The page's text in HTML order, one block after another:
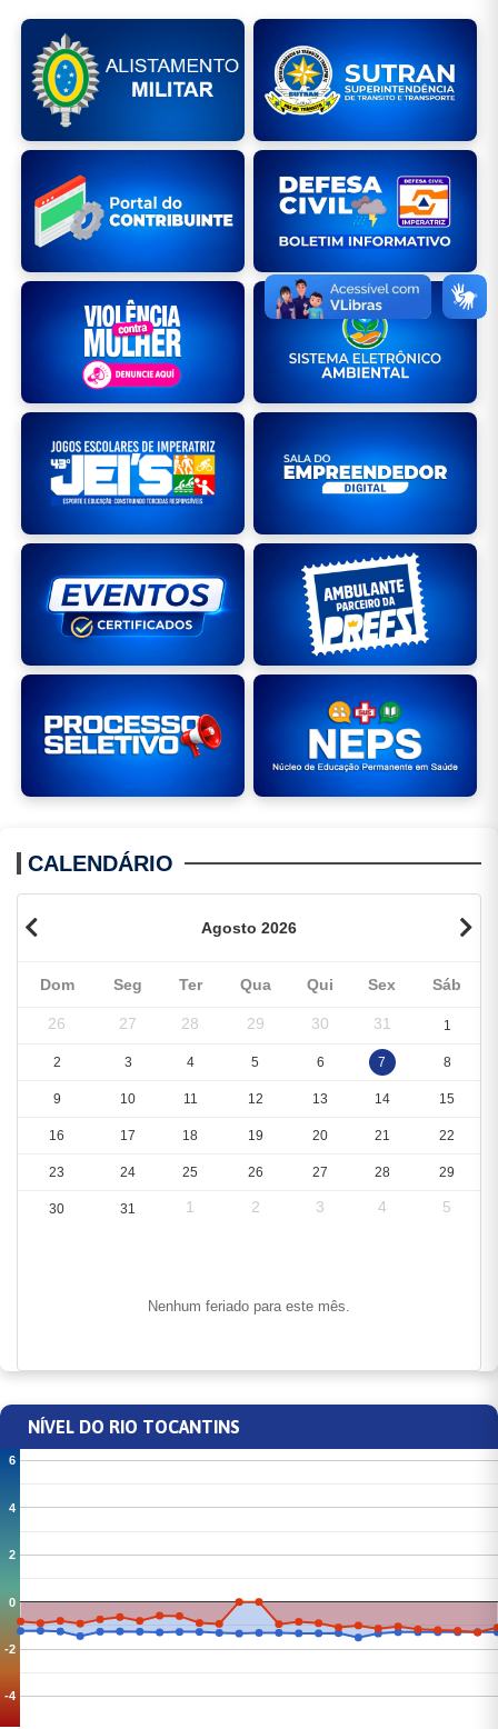
CALENDÁRIO
Agosto 2026
Dom Seg Ter Qua Qui Sex Sáb
26 27 28 29 30 31 1
2 3 4 5 6 7 8
9 10 11 12 13 14 15
16 17 18 19 20 21 22
23 24 25 26 27 28 29
30 31 1 2 3 4 5
Nenhum feriado para este mês.
NÍVEL DO RIO TOCANTINS
-4
-2
0
2
4
6